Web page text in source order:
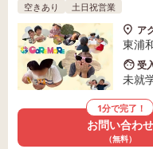
空きあり 土日祝営業
ア
東浦
受
未就
1分で完了！
お問い合わせ
（無料）